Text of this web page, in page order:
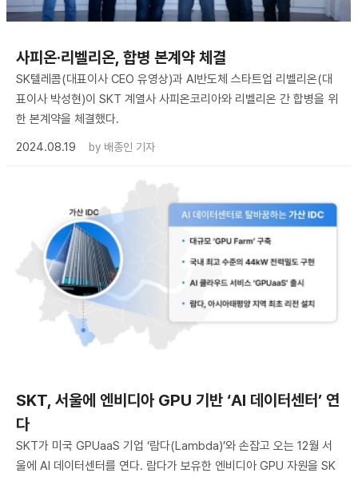
사피온·리벨리온, 합병 본계약 체결
SK텔레콤(대표이사 CEO 유영상)과 AI반도체 스타트업 리벨리온(대
표이사 박성현)이 SKT 계열사 사피온코리아와 리벨리온 간 합병을 위
한 본계약을 체결했다.
2024.08.19
by 배종인 기자
SKT, 서울에 엔비디아 GPU 기반 ‘AI 데이터센터’ 연
다
SKT가 미국 GPUaaS 기업 ‘람다(Lambda)’와 손잡고 오는 12월 서
울에 AI 데이터센터를 연다. 람다가 보유한 엔비디아 GPU 자원을 SK